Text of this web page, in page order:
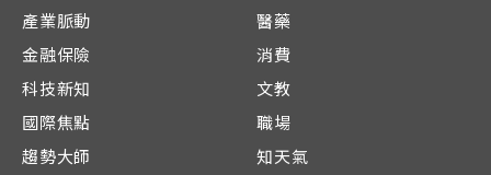
產業脈動
金融保險
科技新知
國際焦點
趨勢大師
醫藥
消費
文教
職場
知天氣